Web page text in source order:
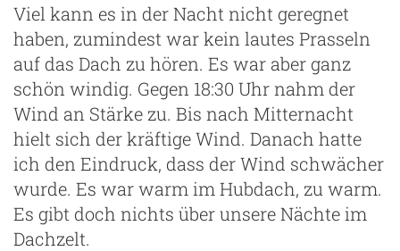
Viel kann es in der Nacht nicht geregnet
haben, zumindest war kein lautes Prasseln
auf das Dach zu hören. Es war aber ganz
schön windig. Gegen 18:30 Uhr nahm der
Wind an Stärke zu. Bis nach Mitternacht
hielt sich der kräftige Wind. Danach hatte
ich den Eindruck, dass der Wind schwächer
wurde. Es war warm im Hubdach, zu warm.
Es gibt doch nichts über unsere Nächte im
Dachzelt.